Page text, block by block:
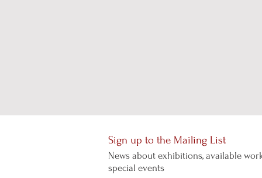
Sign up to the Mailing List
News about exhibitions, available
special events